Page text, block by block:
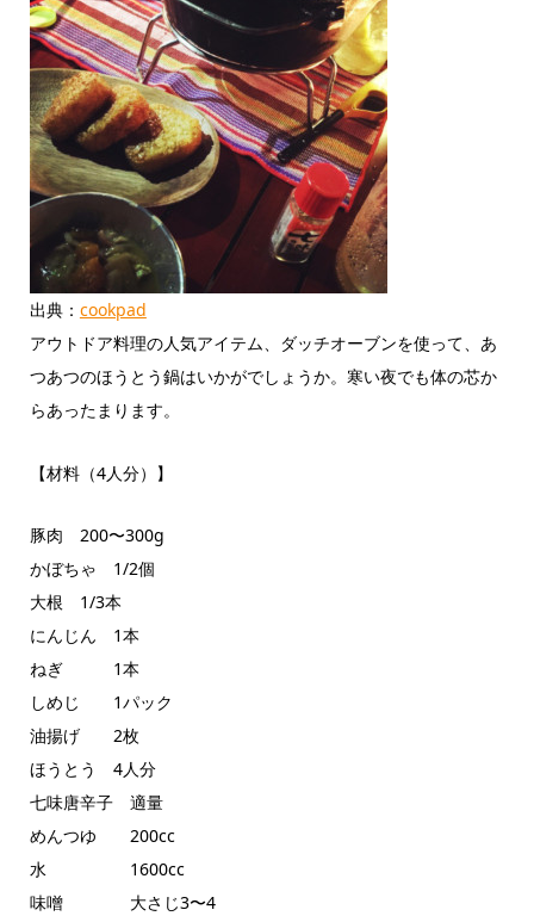
出典： cookpad
アウトドア料理の人気アイテム、ダッチオーブンを使って、あ
つあつのほうとう鍋はいかがでしょうか。寒い夜でも体の芯か
らあったまります。
【材料（4人分）】
豚肉 200〜300g
かぼちゃ 1/2個
大根 1/3本
にんじん 1本
ねぎ 1本
しめじ 1パック
油揚げ 2枚
ほうとう 4人分
七味唐辛子 適量
めんつゆ 200cc
水 1600cc
味噌 大さじ3〜4